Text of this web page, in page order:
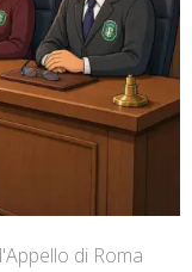
di Roma